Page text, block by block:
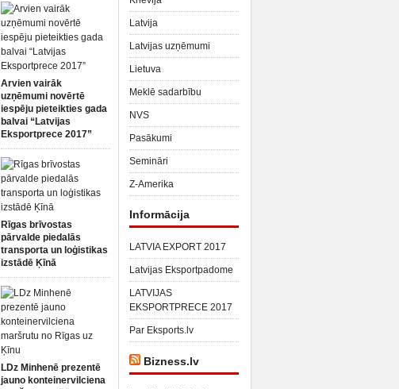
Arvien vairāk
uzņēmumi novērtē
iespēju pieteikties gada
balvai “Latvijas
Eksportprece 2017”
Rīgas brīvostas
pārvalde piedalās
transporta un loģistikas
izstādē Ķīnā
LDz Minhenē prezentē
jauno konteinervilciena
Latvija
Latvijas uzņēmumi
Lietuva
Meklē sadarbību
NVS
Pasākumi
Semināri
Z-Amerika
Informācija
LATVIA EXPORT 2017
Latvijas Eksportpadome
LATVIJAS
EKSPORTPRECE 2017
Par Eksports.lv
Bizness.lv